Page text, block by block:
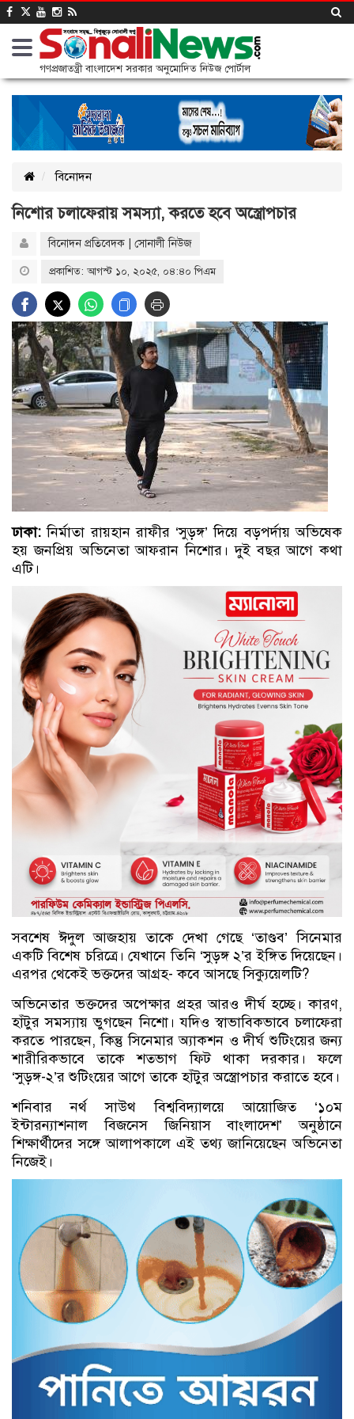
গণপ্রজাতন্ত্রী বাংলাদেশ সরকার অনুমোদিত নিউজ পোর্টাল
বিনোদন
নিশোর চলাফেরায় সমস্যা, করতে হবে অস্ত্রোপচার
বিনোদন প্রতিবেদক | সোনালী নিউজ
প্রকাশিত: আগস্ট ১০, ২০২৫, ০৪:৪০ পিএম
ঢাকা: নির্মাতা রায়হান রাফীর ‘সুড়ঙ্গ’ দিয়ে বড়পর্দায় অভিষেক
হয় জনপ্রিয় অভিনেতা আফরান নিশোর। দুই বছর আগে কথা
এটি।
সবশেষ ঈদুল আজহায় তাকে দেখা গেছে ‘তাণ্ডব’ সিনেমার
একটি বিশেষ চরিত্রে। যেখানে তিনি ‘সুড়ঙ্গ ২’র ইঙ্গিত দিয়েছেন।
এরপর থেকেই ভক্তদের আগ্রহ- কবে আসছে সিক্যুয়েলটি?
অভিনেতার ভক্তদের অপেক্ষার প্রহর আরও দীর্ঘ হচ্ছে। কারণ,
হাঁটুর সমস্যায় ভুগছেন নিশো। যদিও স্বাভাবিকভাবে চলাফেরা
করতে পারছেন, কিন্তু সিনেমার অ্যাকশন ও দীর্ঘ শুটিংয়ের জন্য
শারীরিকভাবে তাকে শতভাগ ফিট থাকা দরকার। ফলে
‘সুড়ঙ্গ-২’র শুটিংয়ের আগে তাকে হাঁটুর অস্ত্রোপচার করাতে হবে।
শনিবার নর্থ সাউথ বিশ্ববিদ্যালয়ে আয়োজিত ‘১০ম
ইন্টারন্যাশনাল বিজনেস জিনিয়াস বাংলাদেশ’ অনুষ্ঠানে
শিক্ষার্থীদের সঙ্গে আলাপকালে এই তথ্য জানিয়েছেন অভিনেতা
নিজেই।